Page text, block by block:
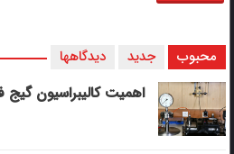
محبوب جدید دیدگاهها
اهمیت کالیبراسیون گیج